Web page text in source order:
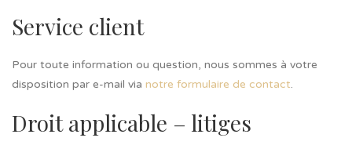
Service client
Pour toute information ou question, nous sommes à votre
disposition par e-mail via notre formulaire de contact.
Droit applicable – litiges